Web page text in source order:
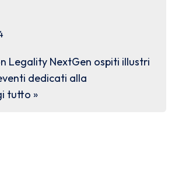
Legality NextGen ospiti illustri
dedicati alla
tutto »